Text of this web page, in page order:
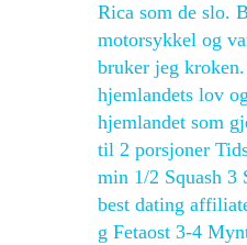
Rica som de slo.
motorsykkel og
bruker jeg
hjemlandets lov
hjemlandet som
til 2 porsjoner
min 1/2 Squash 3
best dating
g Fetaost 3-4